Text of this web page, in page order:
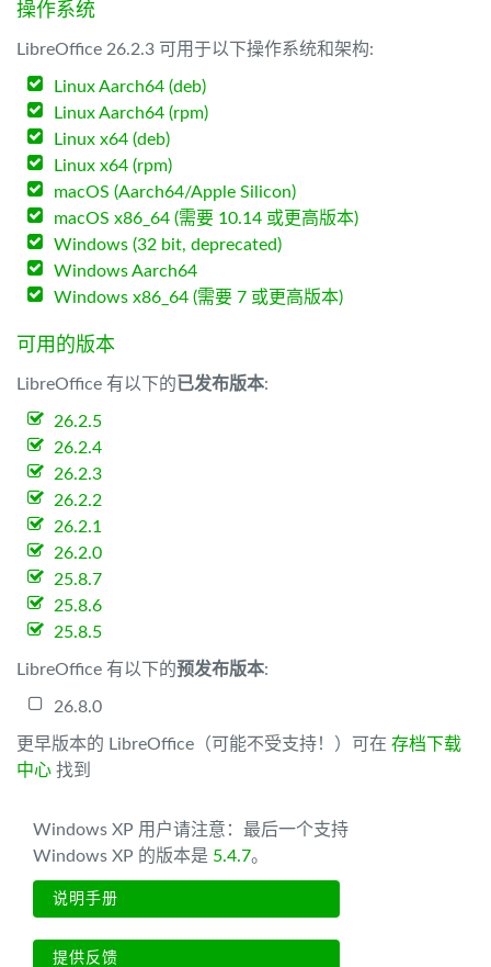
操作系统
LibreOffice 26.2.3 可用于以下操作系统和架构:
Linux Aarch64 (deb)
Linux Aarch64 (rpm)
Linux x64 (deb)
Linux x64 (rpm)
macOS (Aarch64/Apple Silicon)
macOS x86_64 (需要 10.14 或更高版本)
Windows (32 bit, deprecated)
Windows Aarch64
Windows x86_64 (需要 7 或更高版本)
可用的版本
LibreOffice 有以下的已发布版本:
26.2.5
26.2.4
26.2.3
26.2.2
26.2.1
26.2.0
25.8.7
25.8.6
25.8.5
LibreOffice 有以下的预发布版本:
26.8.0
更早版本的 LibreOffice（可能不受支持！）可在 存档下载
中心 找到
Windows XP 用户请注意：最后一个支持
Windows XP 的版本是 5.4.7。
说明手册
提供反馈